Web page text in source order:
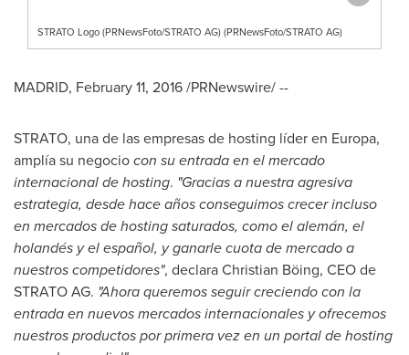
STRATO Logo (PRNewsFoto/STRATO AG) (PRNewsFoto/STRATO AG)
MADRID, February 11, 2016/PRNewswire/ --
STRATO, una de las empresas de hosting líder en Europa,
amplía su negociocon su entradaen el mercado
internacionaldehosting. "Gracias a nuestraagresiva
estrategia, desde hace años conseguimos crecer incluso
en mercados de hosting saturados, como el alemán, el
holandés y el español, y ganarle cuota demercado a
nuestros competidores", declara Christian Böing, CEO de
STRATO AG. "Ahora queremos seguir creciendo con la
entrada en nuevos mercados internacionales y ofrecemos
nuestros productos por primera vez en un portal de hosting